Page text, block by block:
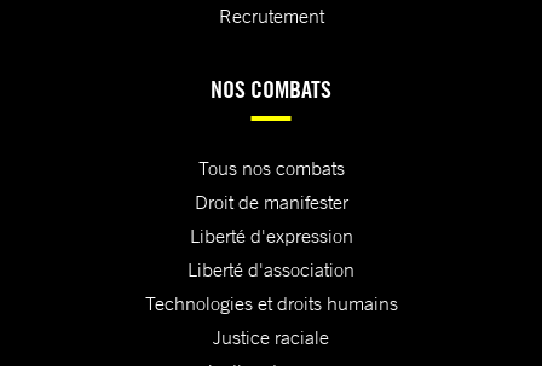
Recrutement
NOS COMBATS
Tous nos combats
Droit de manifester
Liberté d'expression
Liberté d'association
Technologies et droits humains
Justice raciale